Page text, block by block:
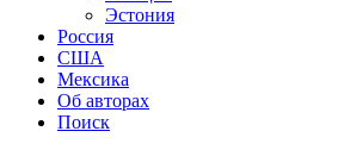
Эстония
Россия
США
Мексика
Об авторах
Поиск